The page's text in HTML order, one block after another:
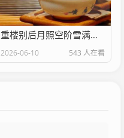
重楼别后月照空阶雪满衣中重楼的别名是什么
2026-06-10 543 人在看